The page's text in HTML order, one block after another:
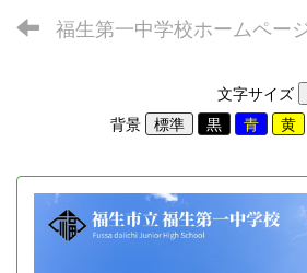
福生第一中学校ホームペー
文字サイズ
背景